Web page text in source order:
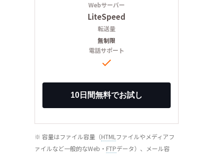
Webサーバー
LiteSpeed
転送量
無制限
電話サポート

※ 容量はファイル容量（HTML ファイルやメディアフ
ァイルなど一般的なWeb・ FTPデータ）、メール容